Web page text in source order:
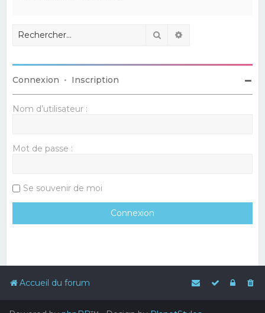
Rechercher
Connexion • Inscription
Nom d’utilisateur :
Mot de passe :
Se souvenir de moi
Accueil du forum